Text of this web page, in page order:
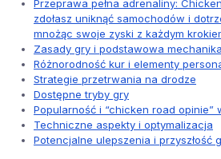
Przeprawa pełna adrenaliny:
zdołasz uniknąć samochodów i
mnożąc swoje zyski z każdym
Zasady gry i podstawowa mechanika
Różnorodność kur i elementy
Strategie przetrwania na drodze
Dostępne tryby gry
Popularność i “chicken road opinie”
Techniczne aspekty i optymalizacja
Potencjalne ulepszenia i przyszłość